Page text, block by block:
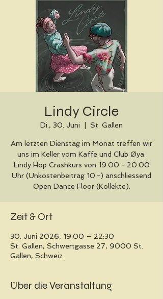
Lindy Circle
Di., 30. Juni St. Gallen
Am letzten Dienstag im Monat treffen wir
uns im Keller vom Kaffe und Club Øya.
Lindy Hop Crashkurs von 19:00 - 20:00
Uhr (Unkostenbeitrag 10.-) anschliessend
Open Dance Floor (Kollekte).
Zeit & Ort
30. Juni 2026, 19:00 – 22:30
St. Gallen, Schwertgasse 27, 9000 St.
Gallen, Schweiz
Über die Veranstaltung